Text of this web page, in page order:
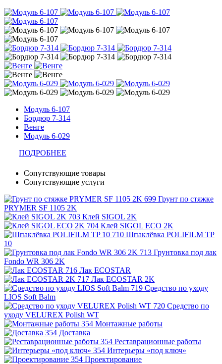
Модуль 6-107
Бордюр 7-314
Венге
Модуль 6-029
ПОДРОБНЕЕ
Сопутствующие товары
Сопутствующие услуги
Грунт по стяжке
PRYMER SF 1105 2K
Клей SIGOL 2K
Клей SIGOL ECO 2K
Шпаклёвка POLIFILM TP
10
Грунтовка под лак
Fondo WR 306 2K
Лак ECOSTAR
Лак ECOSTAR 2K
Средство по уходу
LIOS Soft Balm
Средство по
уходу VELUREX Polish WT
Монтажные работы
Доставка
Реставрационные работы
Интерьеры «под ключ»
Проектирование